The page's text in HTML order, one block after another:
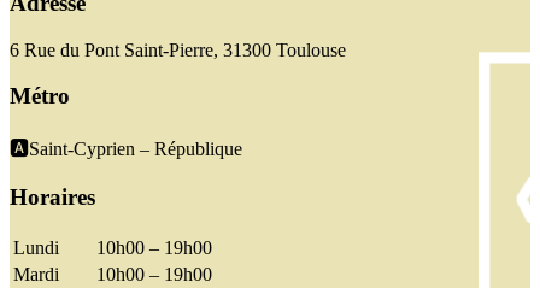
6 Rue du Pont Saint-Pierre, 31300 Toulouse
Métro
🅰️Saint-Cyprien – République
Horaires
Lundi
10h00 – 19h00
Mardi
10h00 – 19h00